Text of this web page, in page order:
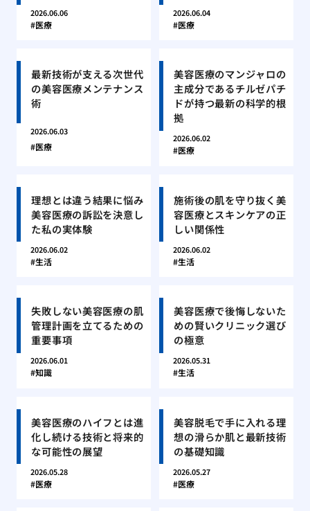
2026.06.06
医療
2026.06.04
医療
最新技術が支える次世代
の美容医療メンテナンス
術
2026.06.03
医療
美容医療のマンジャロの
主成分であるチルゼパチ
ドが持つ最新の科学的根
拠
2026.06.02
医療
理想とは違う結果に悩み
美容医療の訴訟を決意し
た私の実体験
2026.06.02
生活
施術後の肌を守り抜く美
容医療とスキンケアの正
しい関係性
2026.06.02
生活
失敗しない美容医療の肌
管理計画を立てるための
重要事項
2026.06.01
知識
美容医療で後悔しないた
めの賢いクリニック選び
の極意
2026.05.31
生活
美容医療のハイフとは進
化し続ける技術と将来的
な可能性の展望
2026.05.28
医療
美容脱毛で手に入れる理
想の滑らか肌と最新技術
の基礎知識
2026.05.27
医療